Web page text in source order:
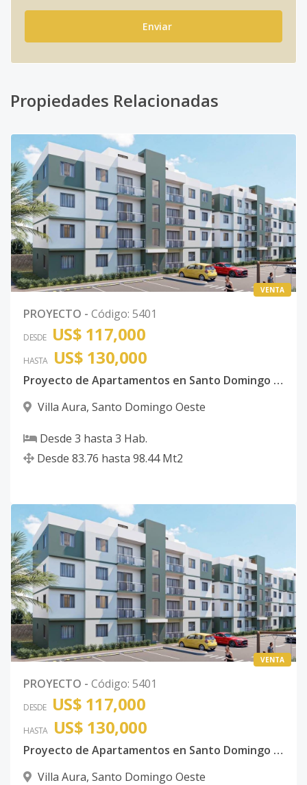
Enviar
Propiedades Relacionadas
VENTA
PROYECTO - Código: 5401
DESDE US$ 117,000
HASTA US$ 130,000
Proyecto de Apartamentos en Santo Domingo Oeste
Villa Aura, Santo Domingo Oeste
Desde 3 hasta 3 Hab.
Desde 83.76 hasta 98.44 Mt2
VENTA
PROYECTO - Código: 5401
DESDE US$ 117,000
HASTA US$ 130,000
Proyecto de Apartamentos en Santo Domingo Oeste
Villa Aura, Santo Domingo Oeste